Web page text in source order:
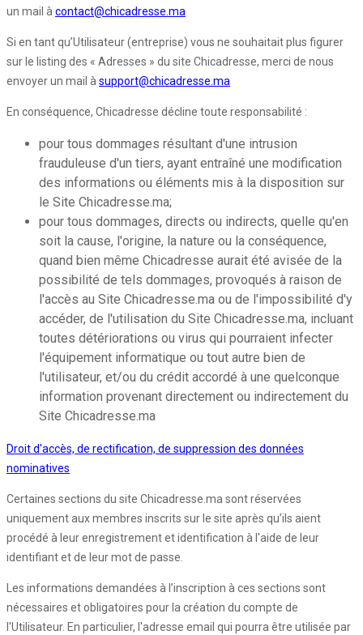
un mail àcontact@chicadresse.ma
Si en tant qu’Utilisateur (entreprise) vous ne souhaitait plus figurer
sur le listing des « Adresses » du site Chicadresse, merci de nous
envoyer un mail àsupport@chicadresse.ma
En conséquence, Chicadresse décline toute responsabilité :
pour tous dommages résultant d'une intrusion
frauduleuse d'un tiers, ayant entraîné une modification
des informations ou éléments mis à la disposition sur
le Site Chicadresse.ma;
pour tous dommages, directs ou indirects, quelle qu'en
soit la cause, l'origine, la nature ou la conséquence,
quand bien même Chicadresse aurait été avisée de la
possibilité de tels dommages, provoqués à raison de
l'accès au Site Chicadresse.ma ou de l'impossibilité d'y
accéder, de l'utilisation du Site Chicadresse.ma, incluant
toutes détériorations ou virus qui pourraient infecter
l'équipement informatique ou tout autre bien de
l'utilisateur, et/ou du crédit accordé à une quelconque
information provenant directement ou indirectement du
Site Chicadresse.ma
Droit d'accès, de rectification, de suppression des données
nominatives
Certaines sections du site Chicadresse.ma sont réservées
uniquement aux membres inscrits sur le site après qu’ils aient
procédé à leur enregistrement et identification à l'aide de leur
identifiant et de leur mot de passe.
Les informations demandées à l’inscription à ces sections sont
nécessaires et obligatoires pour la création du compte de
l'Utilisateur. En particulier, l'adresse email qui pourra être utilisée par